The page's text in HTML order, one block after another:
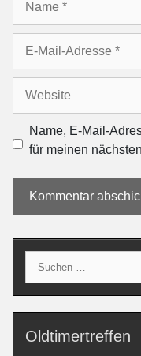
Adresse
Name, E-Mail-
für meinen
nach:
Oldtimertreffen